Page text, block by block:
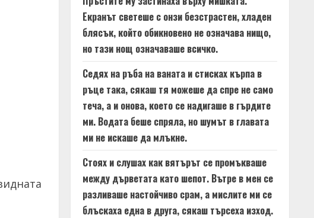
Екранът светеше с онзи безстрастен, хладен
блясък, който обикновено не означава нищо,
но тази нощ означаваше всичко.
Седях на ръба на ваната и стисках кърпа в
ръце така, сякаш тя можеше да спре не само
теча, а и онова, което се надигаше в гърдите
ми. Водата беше спряла, но шумът в главата
ми не искаше да млъкне.
Стоях и слушах как вятърът се промъкваше
между дърветата като шепот. Вътре в мен се
разливаше настойчиво срам, а мислите ми се
блъскаха една в друга, сякаш търсеха изход.